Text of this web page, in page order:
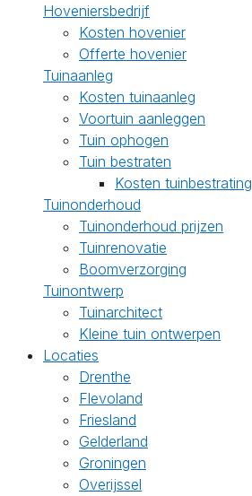
Hoveniersbedrijf
Kosten hovenier
Offerte hovenier
Tuinaanleg
Kosten tuinaanleg
Voortuin aanleggen
Tuin ophogen
Tuin bestraten
Kosten tuinbestrating
Tuinonderhoud
Tuinonderhoud prijzen
Tuinrenovatie
Boomverzorging
Tuinontwerp
Tuinarchitect
Kleine tuin ontwerpen
Locaties
Drenthe
Flevoland
Friesland
Gelderland
Groningen
Overijssel